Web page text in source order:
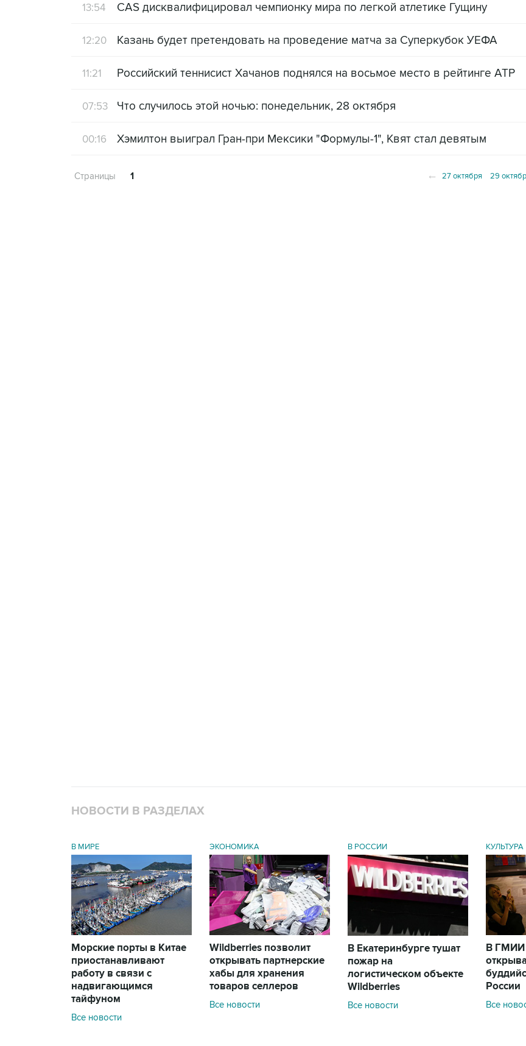
13:54 CAS дисквалифицировал чемпионку мира по легкой атлетике Гущину
12:20 Казань будет претендовать на проведение матча за Суперкубок УЕФА
11:21 Российский теннисист Хачанов поднялся на восьмое место в рейтинге ATP
07:53 Что случилось этой ночью: понедельник, 28 октября
00:16 Хэмилтон выиграл Гран-при Мексики "Формулы-1", Квят стал девятым
Страницы 1 ← 27 октября 29
НОВОСТИ В РАЗДЕЛАХ
В МИРЕ
Морские порты в Китае
приостанавливают
работу в связи с
надвигающимся
тайфуном
Все новости
ЭКОНОМИКА
Wildberries позволит
открывать партнерские
хабы для хранения
товаров селлеров
Все новости
В РОССИИ
В Екатеринбурге тушат
пожар на
логистическом объекте
Wildberries
Все новости
КУЛЬТУРА
В ГМИИ
России
Все